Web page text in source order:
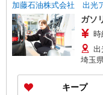
加藤石油株式会社 出光
ガソ
出
埼玉
キープ